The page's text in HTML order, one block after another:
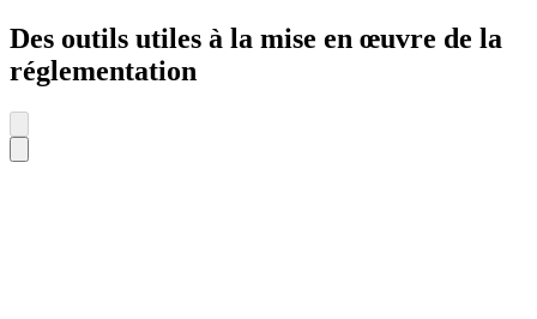
Des outils utiles à la mise en œuvre de la
réglementation